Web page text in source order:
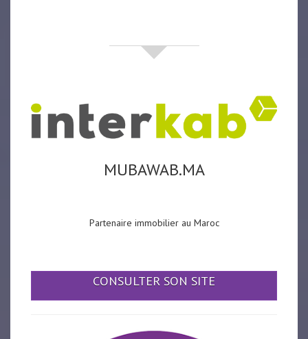
MUBAWAB.MA
Partenaire immobilier au Maroc
CONSULTER SON SITE